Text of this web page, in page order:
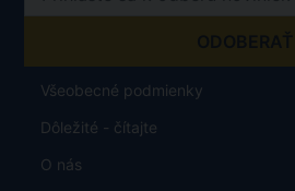
Všeobecné podmienky
Dôležité - čítajte
O nás